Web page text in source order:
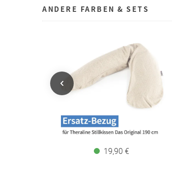
ANDERE FARBEN & SETS
19,90 €